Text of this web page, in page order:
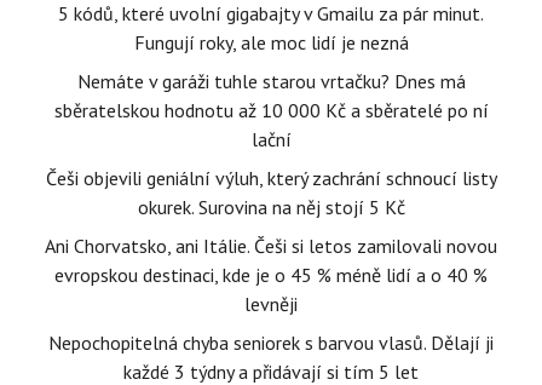
5 kódů, které uvolní gigabajty v Gmailu za pár minut.
Fungují roky, ale moc lidí je nezná
Nemáte v garáži tuhle starou vrtačku? Dnes má
sběratelskou hodnotu až 10 000 Kč a sběratelé po ní
lační
Češi objevili geniální výluh, který zachrání schnoucí listy
okurek. Surovina na něj stojí 5 Kč
Ani Chorvatsko, ani Itálie. Češi si letos zamilovali novou
evropskou destinaci, kde je o 45 % méně lidí a o 40 %
levněji
Nepochopitelná chyba seniorek s barvou vlasů. Dělají ji
každé 3 týdny a přidávají si tím 5 let